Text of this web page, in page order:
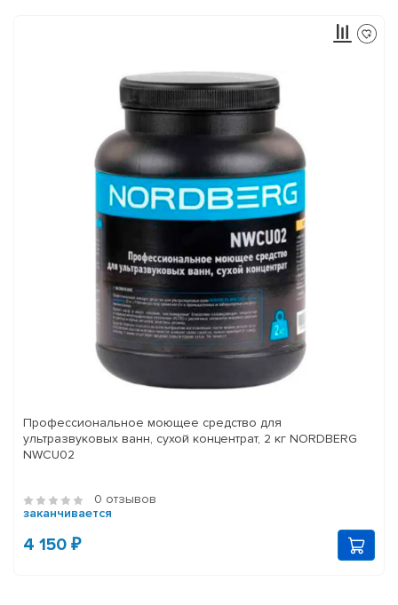
Профессиональное моющее средство для
ультразвуковых ванн, сухой концентрат, 2 кг NORDBERG
NWCU02
0 отзывов
заканчивается
4 150 ₽